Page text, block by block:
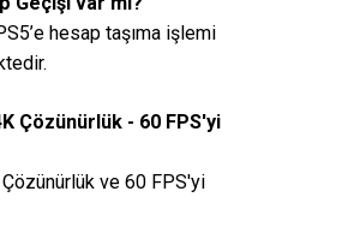
hesap taşıma işlemi
Çözünürlük - 60 FPS'yi
ve 60 FPS'yi